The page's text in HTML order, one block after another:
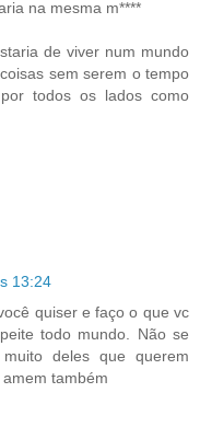
na mesma m****
de viver num mundo
sem serem o tempo
todos os lados como
13:24
quiser e faço o que vc
todo mundo. Não se
deles que querem
também